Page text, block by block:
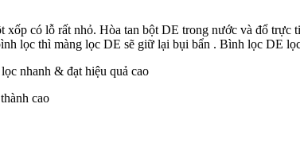
xốp có lỗ rất nhỏ. Hòa tan bột DE trong nước và đổ
lọc thì màng lọc DE sẽ giữ lại bụi bẩn . Bình lọc DE
nhanh & đạt hiệu quả cao
cao